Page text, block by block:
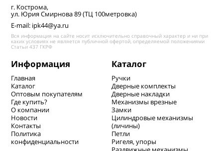
г. Кострома,
ул. Юрия Смирнова 89 (ТЦ 100метровка)
E-mail: ipk44@ya.ru
Вся информация на сайте носит исключительно справочный характер и ни при
каких условиях не является публичной офертой, определяемой положениями
Статьи 437 ГКРФ
Информация
Главная
Каталог
Оптовым покупателям
Где купить?
О компании
Новости
Контакты
Политика
конфиденциальности
Каталог
Ручки
Дверные комплекты
Дверные накладки
Механизмы врезные
Замки
Цилиндровые механизмы
(личины)
Петли
Ригеля, упоры